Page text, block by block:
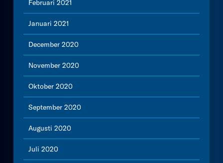
Februari 2021
Januari 2021
December 2020
November 2020
Oktober 2020
September 2020
Augusti 2020
Juli 2020